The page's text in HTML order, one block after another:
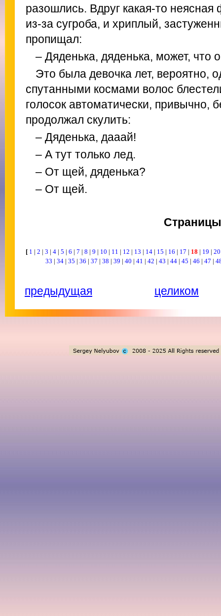
разошлись. Вдруг какая-то неясная
из-за сугроба, и хриплый,
пропищал:
– Дяденька, дяденька, может, что
Это была девочка лет, вероятно,
спутанными космами волос
голосок автоматически, привычно,
продолжал скулить:
– Дяденька, дааай!
– А тут только лед.
– От щей, дяденька?
– От щей.
Страницы
[ 1 | 2 | 3 | 4 | 5 | 6 | 7 | 8 | 9 | 10 | 11 | 12 | 13 | 14 | 15 | 16 | 17 | 18 | 19 |
33 | 34 | 35 | 36 | 37 | 38 | 39 | 40 | 41 | 42 | 43 | 44 | 45 | 46 | 47 |
предыдущая целиком